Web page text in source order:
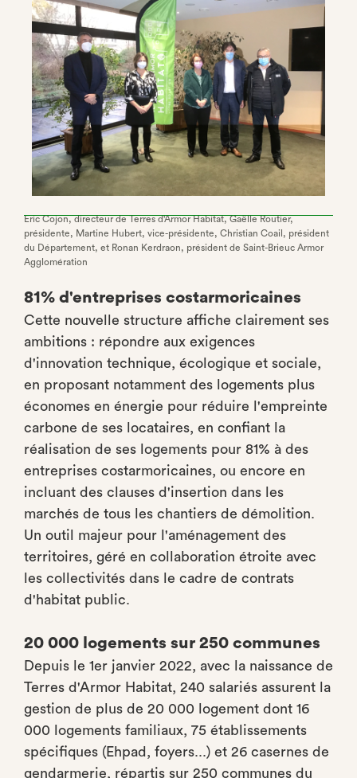
Eric Cojon, directeur de Terres d'Armor Habitat, Gaëlle Routier,
présidente, Martine Hubert, vice-présidente, Christian Coail, président
du Département, et Ronan Kerdraon, président de Saint-Brieuc Armor
Agglomération
81% d'entreprises costarmoricaines
Cette nouvelle structure affiche clairement ses
ambitions : répondre aux exigences
d'innovation technique, écologique et sociale,
en proposant notamment des logements plus
économes en énergie pour réduire l'empreinte
carbone de ses locataires, en confiant la
réalisation de ses logements pour 81% à des
entreprises costarmoricaines, ou encore en
incluant des clauses d'insertion dans les
marchés de tous les chantiers de démolition.
Un outil majeur pour l'aménagement des
territoires, géré en collaboration étroite avec
les collectivités dans le cadre de contrats
d'habitat public.
20 000 logements sur 250 communes
Depuis le 1er janvier 2022, avec la naissance de
Terres d'Armor Habitat, 240 salariés assurent la
gestion de plus de 20 000 logement dont 16
000 logements familiaux, 75 établissements
spécifiques (Ehpad, foyers...) et 26 casernes de
gendarmerie, répartis sur 250 communes du